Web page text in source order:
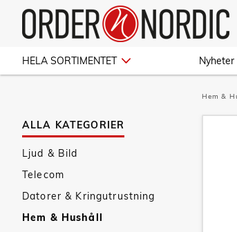
HELA SORTIMENTET Nyheter
ALLA KATEGORIER
Ljud & Bild
Telecom
Datorer & Kringutrustning
Hem & Hushåll
Hem &